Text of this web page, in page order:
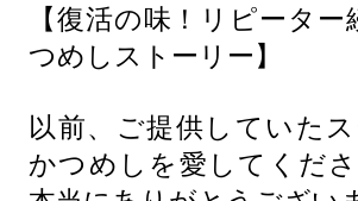
【復活の味！リピーター
つめしストーリー】
以前、ご提供していた
かつめしを愛してくださ